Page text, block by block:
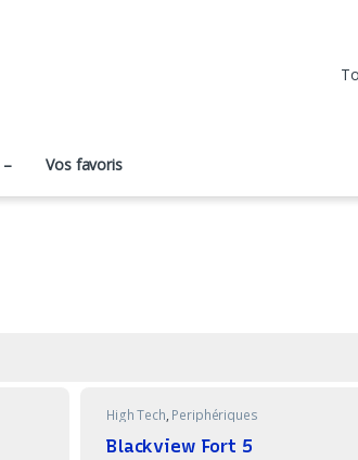
Vos favoris
High Tech, Periphériques
Blackview Fort 5